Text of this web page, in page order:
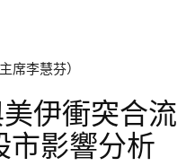
席李慧芬）
伊衝突合流
市影響分析